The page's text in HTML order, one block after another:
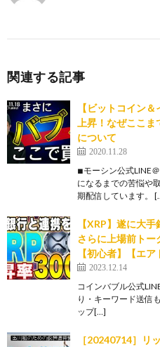
関連する記事
【ビットコイン
上昇！なぜここ
について
2020.11.28
◾︎モーシン公式LINE
になるまでの苦悩や
期配信しています。
【XRP】遂に大
さらに上場前トー
【初心者】【エア
2023.12.14
コインバブル公式
り・キーワード送信
ップ[…]
［20240714］リ